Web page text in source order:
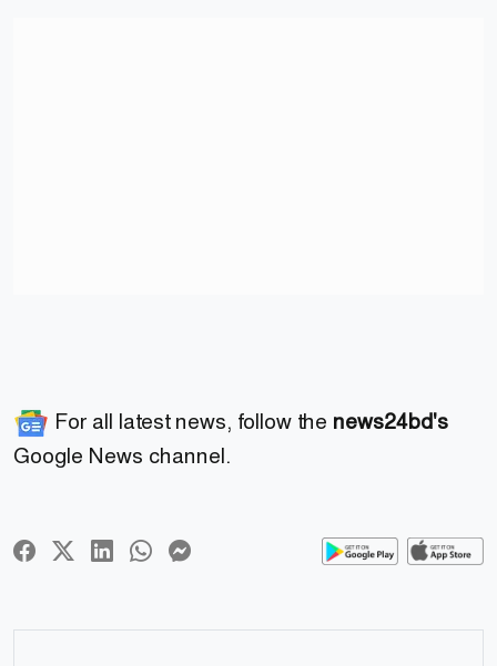
For all latest news, follow the news24bd's
Google News channel.